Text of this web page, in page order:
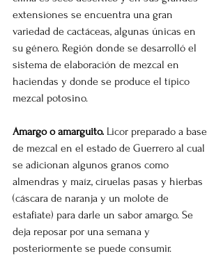
extensiones se encuentra una gran
variedad de cactáceas, algunas únicas en
su género. Región donde se desarrolló el
sistema de elaboración de mezcal en
haciendas y donde se produce el típico
mezcal potosino.
Amargo o amarguito. Licor preparado a base
de mezcal en el estado de Guerrero al cual
se adicionan algunos granos como
almendras y maíz, ciruelas pasas y hierbas
(cáscara de naranja y un molote de
estafiate) para darle un sabor amargo. Se
deja reposar por una semana y
posteriormente se puede consumir.